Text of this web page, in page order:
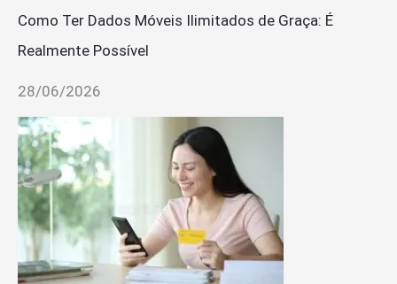
Como Ter Dados Móveis Ilimitados de Graça: É
Realmente Possível
28/06/2026